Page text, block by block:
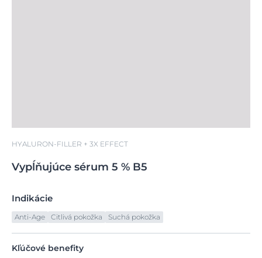
HYALURON-FILLER + 3X EFFECT
Vypĺňujúce sérum 5 % B5
Indikácie
Anti-Age Citlivá pokožka Suchá pokožka
Kľúčové benefity